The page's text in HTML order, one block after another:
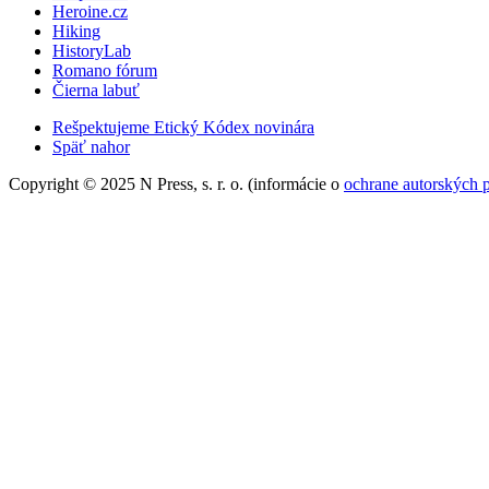
Heroine.cz
Hiking
HistoryLab
Romano fórum
Čierna labuť
Rešpektujeme Etický Kódex novinára
Späť nahor
Copyright © 2025 N Press, s. r. o. (informácie o ochrane autorských